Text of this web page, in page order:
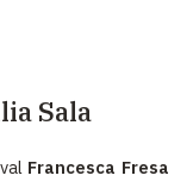
Sala
Francesca Fresa